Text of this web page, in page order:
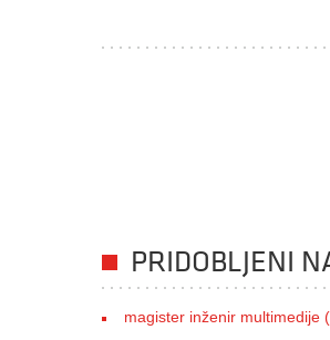
PRIDOBLJENI
magister inženir multimedije